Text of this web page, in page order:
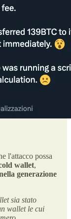
l'attacco possa
wallet,
generazione
sia stato
wallet le cui